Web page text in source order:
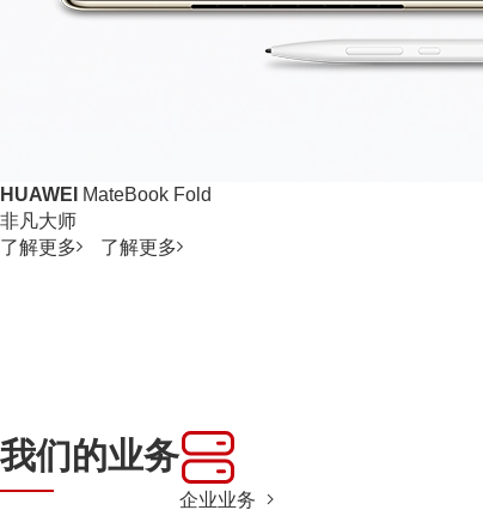
HUAWEI
MateBook Fold
非凡大师
了解更多
了解更多
我们的业务
企业业务